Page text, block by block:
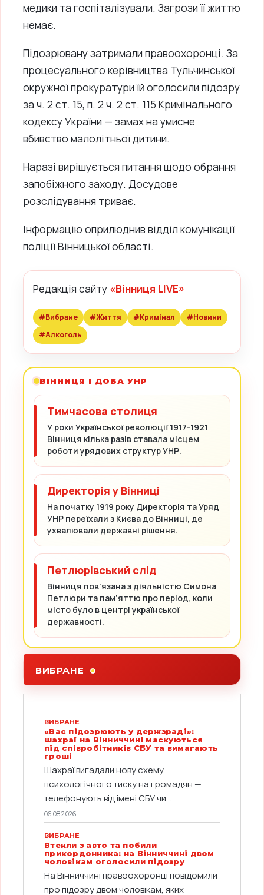
медики та госпіталізували. Загрози її життю
немає.
Підозрювану затримали правоохоронці. За
процесуального керівництва Тульчинської
окружної прокуратури їй оголосили підозру
за ч. 2 ст. 15, п. 2 ч. 2 ст. 115 Кримінального
кодексу України — замах на умисне
вбивство малолітньої дитини.
Наразі вирішується питання щодо обрання
запобіжного заходу. Досудове
розслідування триває.
Інформацію оприлюднив відділ комунікації
поліції Вінницької області.
Редакція сайту «Вінниця LIVE»
#Вибране #Життя #Кримінал
#Новини
#Алкоголь
ВІННИЦЯ І ДОБА УНР
Тимчасова столиця
У роки Української революції 1917-1921
Вінниця кілька разів ставала місцем
роботи урядових структур УНР.
Директорія у Вінниці
На початку 1919 року Директорія та Уряд
УНР переїхали з Києва до Вінниці, де
ухвалювали державні рішення.
Петлюрівський слід
Вінниця пов’язана з діяльністю Симона
Петлюри та пам’яттю про період, коли
місто було в центрі української
державності.
ВИБРАНЕ
ВИБРАНЕ
«Вас підозрюють у держзраді»:
шахраї на Вінниччині маскуються
під співробітників СБУ та вимагають
гроші
Шахраї вигадали нову схему
психологічного тиску на громадян —
телефонують від імені СБУ чи...
06.08.2026
ВИБРАНЕ
Втекли з авто та побили
прикордонника: на Вінниччині двом
чоловікам оголосили підозру
На Вінниччині правоохоронці повідомили
про підозру двом чоловікам, яких